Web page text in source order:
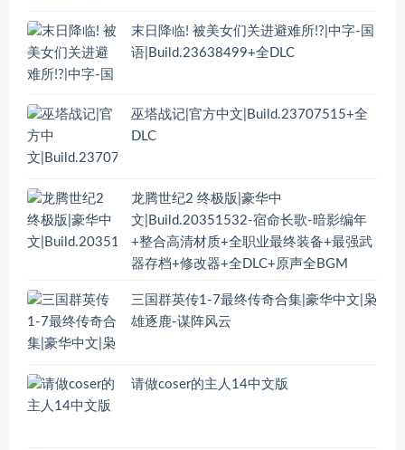
末日降临! 被美女们关进避难所!?|中字-国
语|Build.23638499+全DLC
巫塔战记|官方中文|Build.23707515+全
DLC
龙腾世纪2 终极版|豪华中
文|Build.20351532-宿命长歌-暗影编年
+整合高清材质+全职业最终装备+最强武
器存档+修改器+全DLC+原声全BGM
三国群英传1-7最终传奇合集|豪华中文|枭
雄逐鹿-谋阵风云
请做coser的主人14中文版